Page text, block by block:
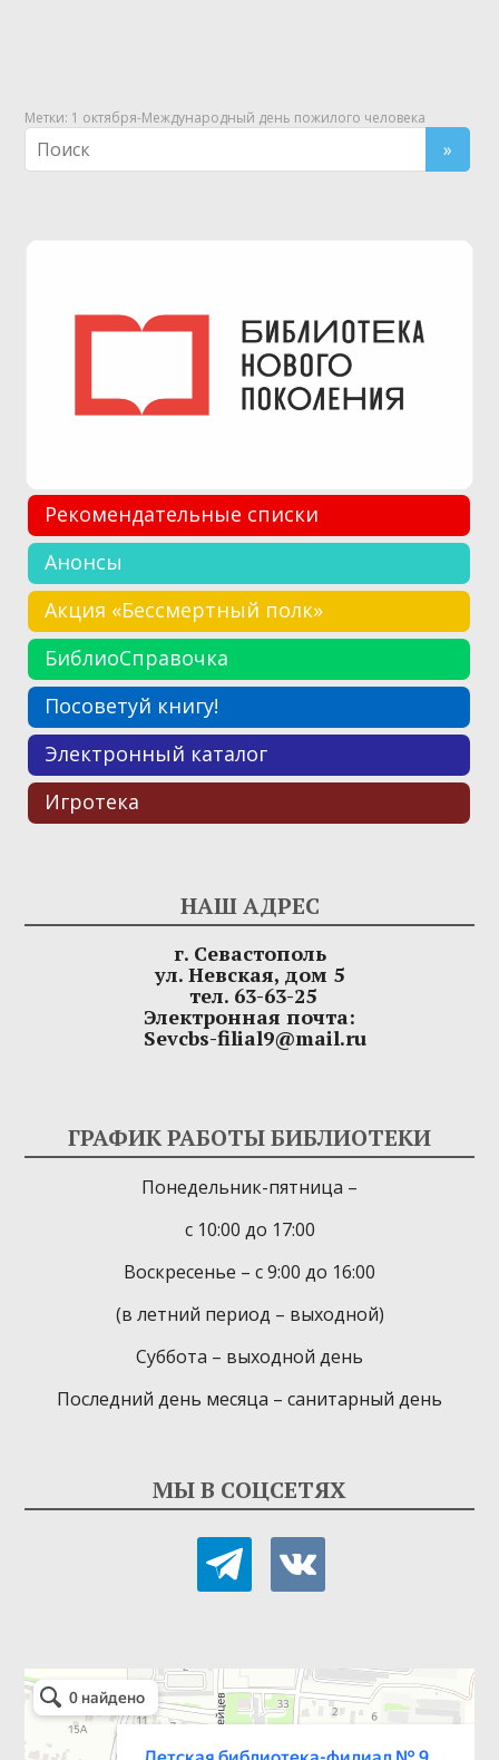
Метки: 1 октября-Международный день пожилого человека
Рекомендательные списки
Анонсы
Акция «Бессмертный полк»
БиблиоСправочка
Посоветуй книгу!
Электронный каталог
Игротека
НАШ АДРЕС
г. Севастополь
ул. Невская, дом 5
тел. 63-63-25
Электронная почта:
Sevcbs-filial9@mail.ru
ГРАФИК РАБОТЫ БИБЛИОТЕКИ
Понедельник-пятница –
с 10:00 до 17:00
Воскресенье – с 9:00 до 16:00
(в летний период – выходной)
Суббота – выходной день
Последний день месяца – санитарный день
МЫ В СОЦСЕТЯХ
telegram vkontakte
Детская библиотека-филиал № 9
Библиотека в Севастополе